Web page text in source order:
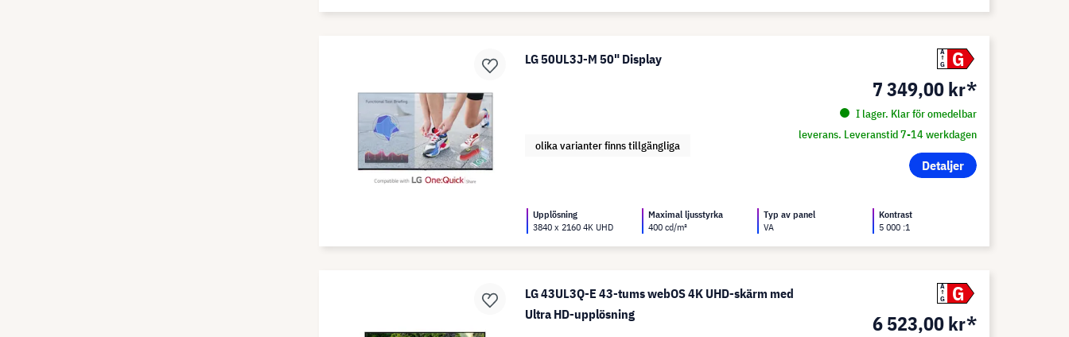
LG 50UL3J-M 50" Display
A
G
G
7 349,00 kr*
I lager. Klar för omedelbar
leverans. Leveranstid 7-14 werkdagen
Detaljer
olika varianter finns tillgängliga
Upplösning
3840 x 2160 4K UHD
Maximal ljusstyrka
400 cd/m²
Typ av panel
VA
Kontrast
5 000 :1
LG 43UL3Q-E 43-tums webOS 4K UHD-skärm med
Ultra HD-upplösning
A
G
G
6 523,00 kr*